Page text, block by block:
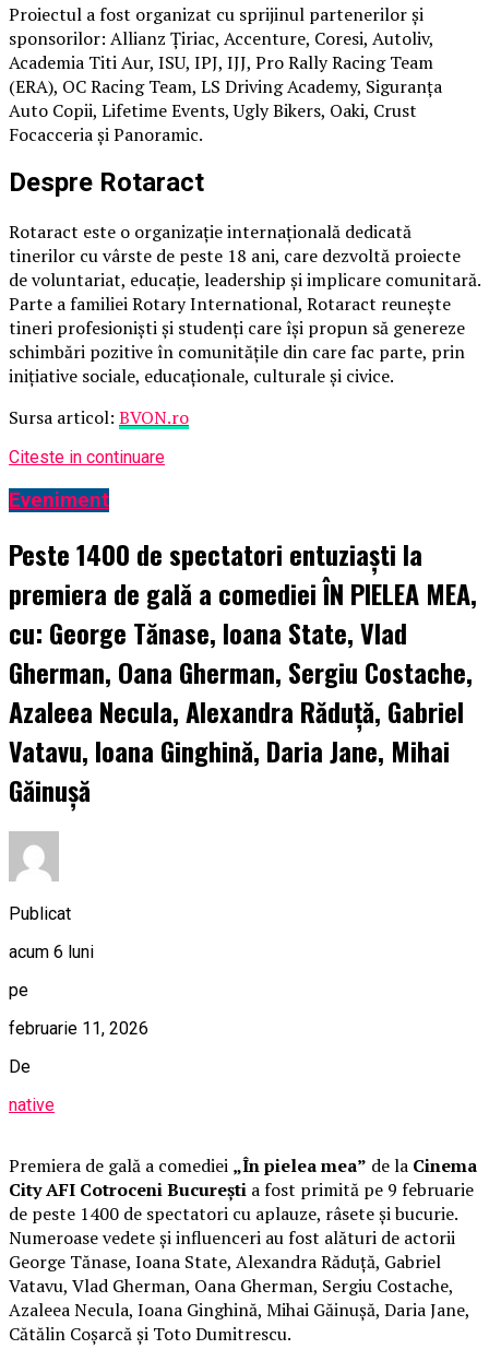
Proiectul a fost organizat cu sprijinul partenerilor și
sponsorilor: Allianz Țiriac, Accenture, Coresi, Autoliv,
Academia Titi Aur, ISU, IPJ, IJJ, Pro Rally Racing Team
(ERA), OC Racing Team, LS Driving Academy, Siguranța
Auto Copii, Lifetime Events, Ugly Bikers, Oaki, Crust
Focacceria și Panoramic.
Despre Rotaract
Rotaract este o organizație internațională dedicată
tinerilor cu vârste de peste 18 ani, care dezvoltă proiecte
de voluntariat, educație, leadership și implicare comunitară.
Parte a familiei Rotary International, Rotaract reunește
tineri profesioniști și studenți care își propun să genereze
schimbări pozitive în comunitățile din care fac parte, prin
inițiative sociale, educaționale, culturale și civice.
Sursa articol: BVON.ro
Citeste in continuare
Eveniment
Peste 1400 de spectatori entuziaști la
premiera de gală a comediei ÎN PIELEA MEA,
cu: George Tănase, Ioana State, Vlad
Gherman, Oana Gherman, Sergiu Costache,
Azaleea Necula, Alexandra Răduță, Gabriel
Vatavu, Ioana Ginghină, Daria Jane, Mihai
Găinușă
Publicat
acum 6 luni
pe
februarie 11, 2026
De
native
Premiera de gală a comediei „În pielea mea” de la Cinema
City AFI Cotroceni București a fost primită pe 9 februarie
de peste 1400 de spectatori cu aplauze, râsete și bucurie.
Numeroase vedete și influenceri au fost alături de actorii
George Tănase, Ioana State, Alexandra Răduță, Gabriel
Vatavu, Vlad Gherman, Oana Gherman, Sergiu Costache,
Azaleea Necula, Ioana Ginghină, Mihai Găinușă, Daria Jane,
Cătălin Coșarcă și Toto Dumitrescu.